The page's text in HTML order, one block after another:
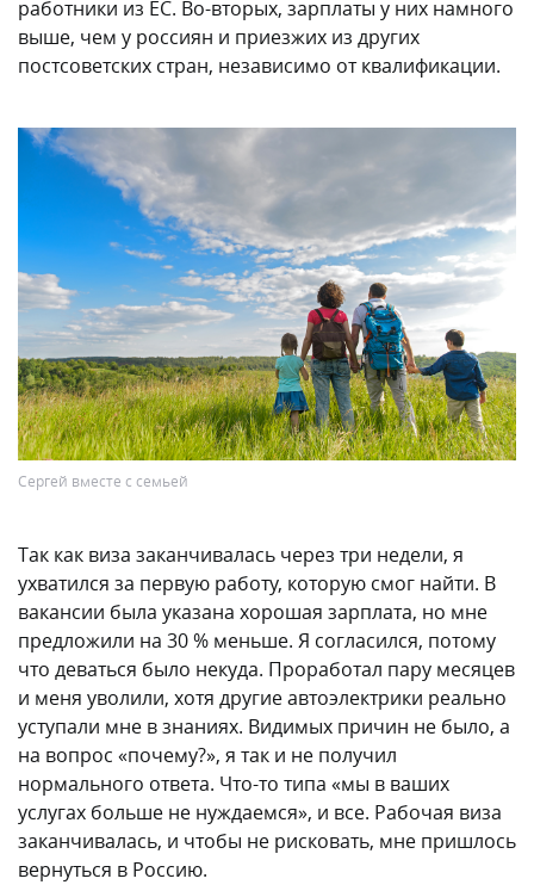
работники из ЕС. Во-вторых, зарплаты у них намного
выше, чем у россиян и приезжих из других
постсоветских стран, независимо от квалификации.
Сергей вместе с семьей
Так как виза заканчивалась через три недели, я
ухватился за первую работу, которую смог найти. В
вакансии была указана хорошая зарплата, но мне
предложили на 30 % меньше. Я согласился, потому
что деваться было некуда. Проработал пару месяцев
и меня уволили, хотя другие автоэлектрики реально
уступали мне в знаниях. Видимых причин не было, а
на вопрос «почему?», я так и не получил
нормального ответа. Что-то типа «мы в ваших
услугах больше не нуждаемся», и все. Рабочая виза
заканчивалась, и чтобы не рисковать, мне пришлось
вернуться в Россию.